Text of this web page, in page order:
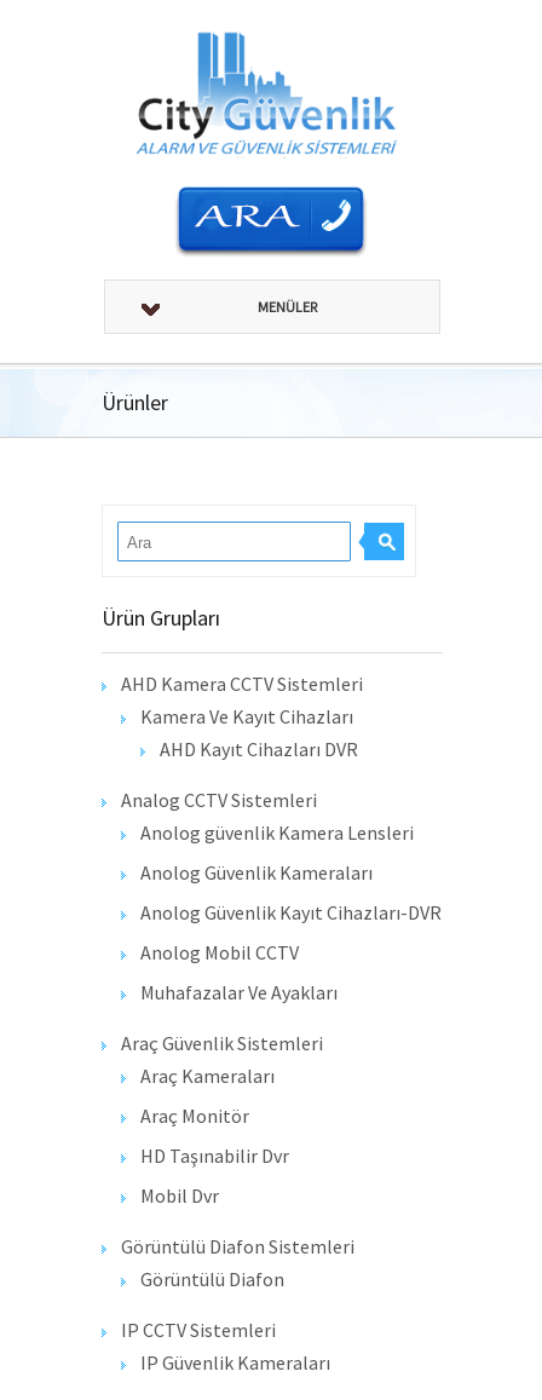
MENÜLER
Ürünler
Ürün Grupları
AHD Kamera CCTV Sistemleri
Kamera Ve Kayıt Cihazları
AHD Kayıt Cihazları DVR
Analog CCTV Sistemleri
Anolog güvenlik Kamera Lensleri
Anolog Güvenlik Kameraları
Anolog Güvenlik Kayıt Cihazları-DVR
Anolog Mobil CCTV
Muhafazalar Ve Ayakları
Araç Güvenlik Sistemleri
Araç Kameraları
Araç Monitör
HD Taşınabilir Dvr
Mobil Dvr
Görüntülü Diafon Sistemleri
Görüntülü Diafon
IP CCTV Sistemleri
IP Güvenlik Kameraları